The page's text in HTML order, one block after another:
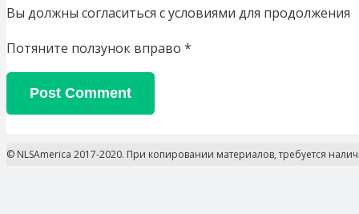
Вы должны согласиться с условиями для продолжения
Потяните ползунок вправо *
Post Comment
© NLSAmerica 2017-2020. При копировании материалов, требуется